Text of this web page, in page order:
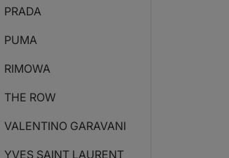
PRADA
PUMA
RIMOWA
THE ROW
VALENTINO GARAVANI
YVES SAINT LAURENT